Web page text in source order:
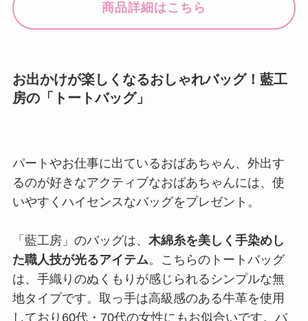
商品詳細はこちら
お出かけが楽しくなるおしゃれバッグ！藍工
房の「トートバッグ」
パートやお仕事に出ているおばあちゃん、外出す
るのが好きなアクティブなおばあちゃんには、使
いやすくハイセンスなバッグをプレゼント。
「藍工房」のバッグは、 木綿糸を美しく手染めし
た職人技が光るアイテム。こちらのトートバッグ
は、手織りのぬくもりが感じられるシンプルな無
地タイプです。取っ手は高級感のある牛革を使用
しており60代・70代の女性にもお似合いです。バ